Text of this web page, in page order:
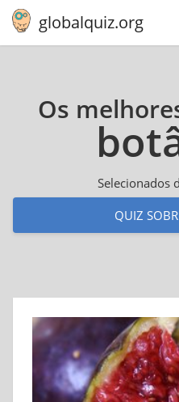
globalquiz.org
Os
Selecionados
QUIZ